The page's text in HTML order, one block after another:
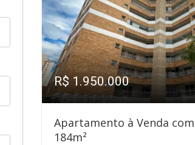
R$ 1.950.000
Apartamento à Venda
184m²